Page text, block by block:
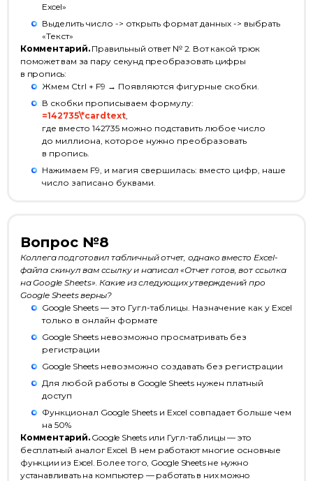
Excel»
Выделить число -> открыть формат данных -> выбрать
«Текст»
Комментарий.Правильный ответ № 2. Вот какой трюк
поможет вам за пару секунд преобразовать цифры
в пропись:
Жмем Ctrl + F9 → Появляются фигурные скобки.
В скобки прописываем формулу:
=142735\*cardtext
где вместо 142735 можно подставить любое число
до миллиона, которое нужно преобразовать
в пропись.
Нажимаем F9, и магия свершилась: вместо цифр, наше
число записано буквами.
Вопрос №8
Коллега подготовил табличный отчет, однако вместо Excel-
файла скинул вам ссылку и написал «Отчет готов, вот ссылка
на Google Sheets». Какие из следующих утверждений про
Google Sheets верны?
Google Sheets — это Гугл-таблицы. Назначение как у Excel
только в онлайн формате
Google Sheets невозможно просматривать без
регистрации
Google Sheets невозможно создавать без регистрации
Для любой работы в Google Sheets нужен платный
доступ
Функционал Google Sheets и Excel совпадает больше чем
на 50%
Комментарий.Google Sheets или Гугл-таблицы — это
бесплатный аналог Excel. В нем работают многие основные
функции из Excel. Более того, Google Sheets не нужно
устанавливать на компьютер — работать в них можно
Эксперты Партнёры Отзывы
+7 (495) 788-53-26
ООО «Актион-Диджитал» г. Москва,
1-й Земельный переулок, 1
2026 г. Все права защищены
Политика обработки
персональных данных
Информация на сайте носит
информационный характер
и не является публичной офертой
(ст. 437 ГК РФ)
Использование файлов cookie